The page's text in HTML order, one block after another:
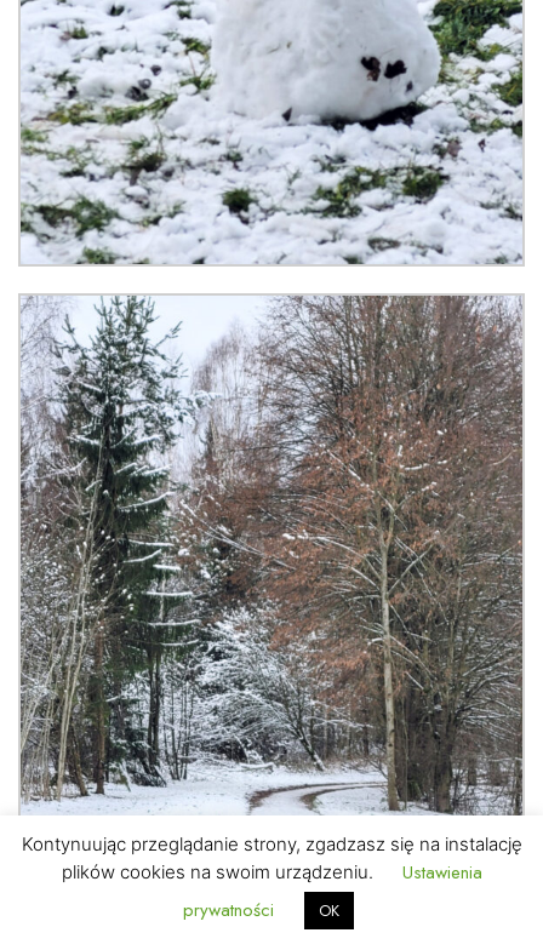
Kontynuując przeglądanie strony, zgadzasz się na instalację
plików cookies na swoim urządzeniu.
Ustawienia
prywatności
OK